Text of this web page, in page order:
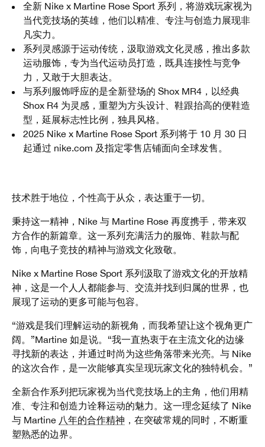
全新 Nike x Martine Rose Sport 系列，将游戏玩家视为
当代竞技场的英雄，他们以精准、专注与创造力展现非
凡实力。
系列灵感源于运动传统，汲取游戏文化灵感，推出多款
运动服饰，专为当代运动员打造，既具连接性与竞争
力，又敢于大胆表达。
与系列服饰呼应的是全新登场的 Shox MR4，以经典
Shox R4 为灵感，重塑为方头设计、鞋跟抬高的便鞋造
型，延展标志性比例，独具风格。
2025 Nike x Martine Rose Sport 系列将于 10 月 30 日
起通过 nike.com 及指定零售店铺面向全球发售。
技术胜于地位，个性高于从众，表达重于一切。
秉持这一精神，Nike 与 Martine Rose 再度携手，带来双
方合作的新篇章。这一系列充满活力的服饰、鞋款与配
饰，向电子竞技的精神与游戏文化致敬。
Nike x Martine Rose Sport 系列汲取了游戏文化的开放精
神，这是一个人人都能参与、交流并找到归属的世界，也
展现了运动的更多可能与包容。
“游戏是我们理解运动的新视角，而我希望让这个视角更广
阔。”Martine 如是说。“我一直热衷于在主流文化的边缘
寻找新的表达，并通过时尚为这些角落带来光亮。与 Nike
的这次合作，是一次能够真实呈现玩家文化的独特机会。”
全新合作系列把玩家视为当代竞技场上的主角，他们用精
准、专注和创造力诠释运动的魅力。这一理念延续了 Nike
与 Martine 八年的合作精神 ，在突破常规的同时，不断重
塑熟悉的边界。